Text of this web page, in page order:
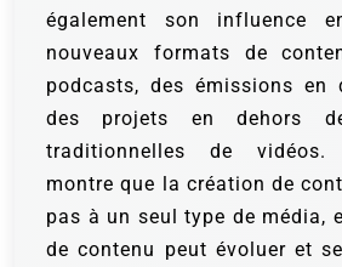
également son influence
nouveaux formats de
podcasts, des émissions en
des projets en dehors
traditionnelles de vidéos.
montre que la création de
pas à un seul type de média,
de contenu peut évoluer et